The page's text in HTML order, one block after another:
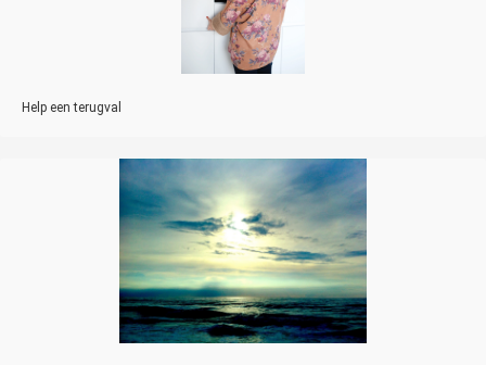
Help een terugval